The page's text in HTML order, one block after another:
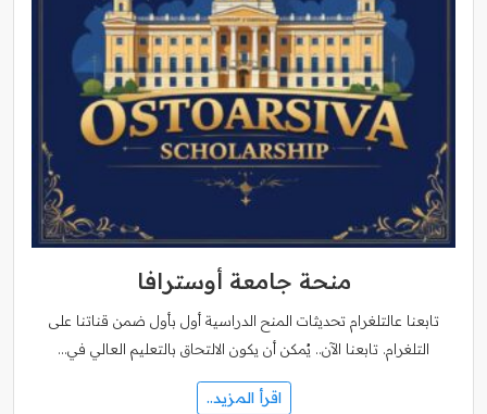
منحة جامعة أوسترافا
تابعنا عالتلغرام تحديثات المنح الدراسية أول بأول ضمن قناتنا على
التلغرام. تابعنا الآن.. يُمكن أن يكون الالتحاق بالتعليم العالي في…
اقرأ المزيد..